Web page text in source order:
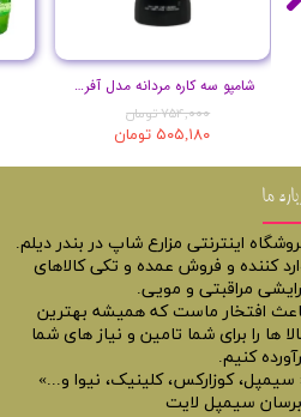
شامپو سه کاره مردانه مدل آفریقا حجم 400 میل
۷۵۴,۰۰۰ تومان
۵۰۵,۱۸۰ تومان
ما
اینترنتی مزارع شاپ در بندر دیلم.
کننده و فروش عمده و تکی کالاهای
مراقبتی و مویی.
افتخار ماست که همیشه بهترین
ها را برای شما تامین و نیاز های شما
کنیم.
سیمپل، کوزارکس، کلینیک، نیوا و...»
سیمپل لایت